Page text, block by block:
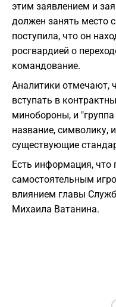
этим заявлением и
должен занять место
поступила, что он
росгвардией о
командование.
Аналитики отмечают,
вступать в
минобороны, и "группа
название, символику,
существующие
Есть информация, что
самостоятельным
влиянием главы
Михаила Ватанина.